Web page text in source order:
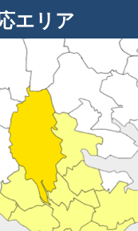
エリア